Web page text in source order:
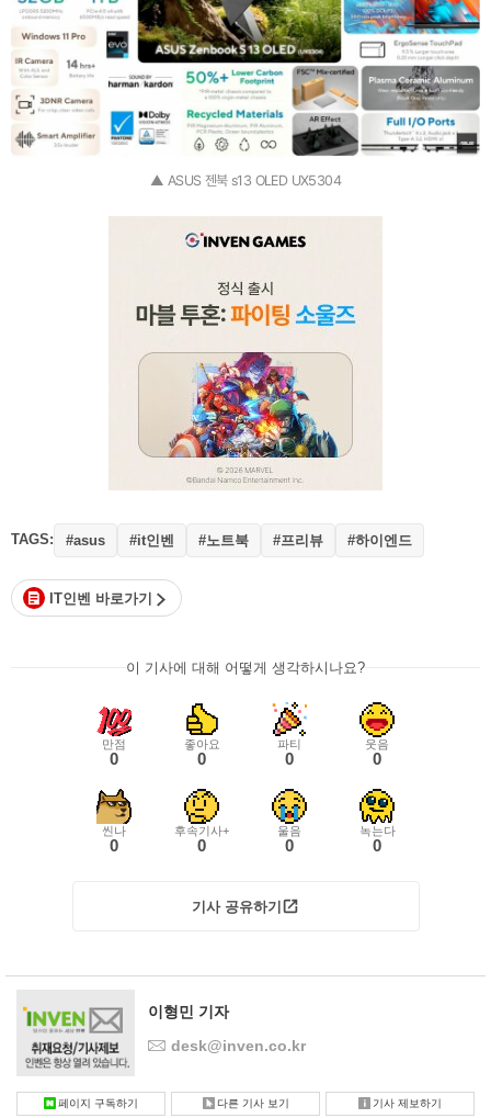
▲ ASUS 젠북 s13 OLED UX5304
TAGS: #asus #it인벤 #노트북 #프리뷰 #하이엔드
IT인벤 바로가기
이 기사에 대해 어떻게 생각하시나요?
만점
0
좋아요
0
파티
0
웃음
0
씬나
0
후속기사+
0
울음
0
녹는다
0
기사 공유하기
이형민 기자
desk@inven.co.kr
페이지 구독하기 다른 기사 보기 기사 제보하기